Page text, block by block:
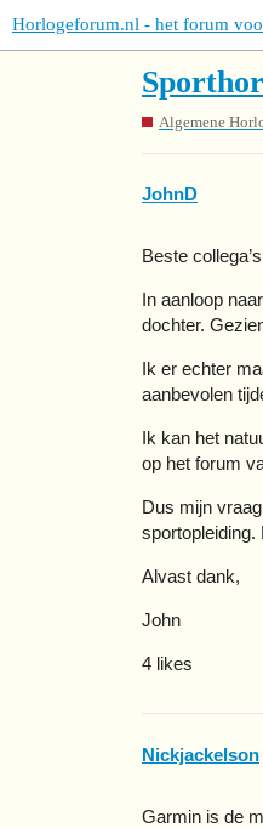
Horlogeforum.nl - het forum
Algemene
JohnD
Beste
In aanloop
dochter.
Ik er echter
aanbevolen
Ik kan het
op het forum
Dus mijn
sportopleiding.
Alvast dank,
John
4 likes
Nickjackelson
Garmin is de